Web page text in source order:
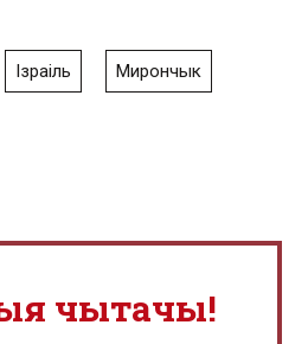
Ізраіль Мирончык
чытачы!